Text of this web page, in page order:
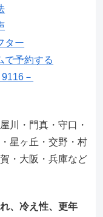
ター
で予約する
－
川・門真・守口・
星ヶ丘・交野・村
・大阪・兵庫など
、冷え性、更年